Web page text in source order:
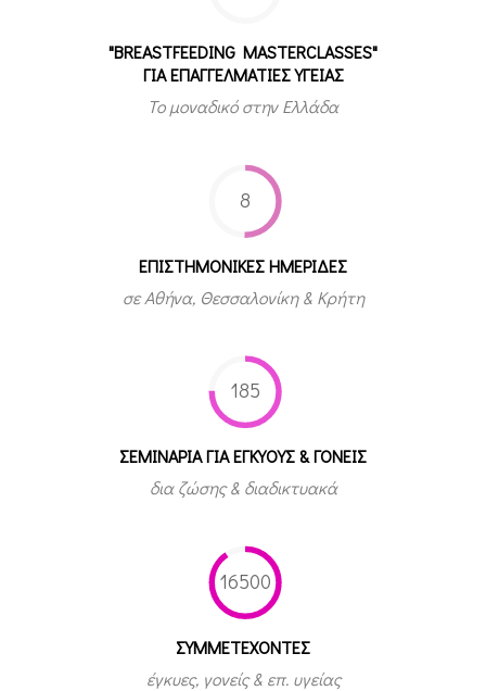
"BREASTFEEDING MASTERCLASSES"
ΓΙΑ ΕΠΑΓΓΕΛΜΑΤΙΕΣ ΥΓΕΙΑΣ
Το μοναδικό στην Ελλάδα
8
ΕΠΙΣΤΗΜΟΝΙΚΕΣ ΗΜΕΡΙΔΕΣ
σε Αθήνα, Θεσσαλονίκη & Κρήτη
185
ΣΕΜΙΝΑΡΙΑ ΓΙΑ ΕΓΚΥΟΥΣ & ΓΟΝΕΙΣ
δια ζώσης & διαδικτυακά
16500
ΣΥΜΜΕΤEΧΟΝΤΕΣ
έγκυες, γονείς & επ. υγείας